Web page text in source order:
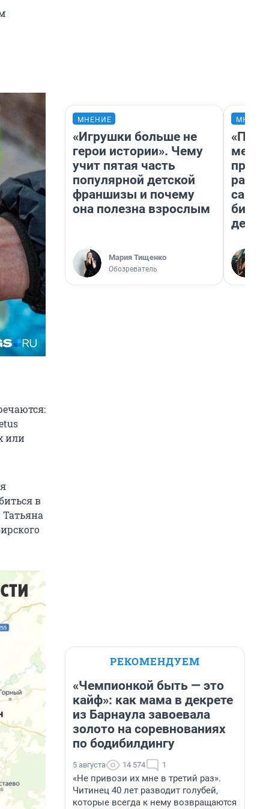
или
в
Татьяна
МНЕНИЕ
«Игрушки больше не
герои истории». Чему
учит пятая часть
популярной детской
франшизы и почему
она полезна взрослым
Мария Тищенко
Обозреватель
РЕКОМЕНДУЕМ
«Чемпионкой быть — это
кайф»: как мама в декрете
из Барнаула завоевала
золото на соревнованиях
по бодибилдингу
5 августа 14 574 1
«Не привози их мне в третий раз».
Читинец 40 лет разводит голубей,
которые всегда к нему возвращаются